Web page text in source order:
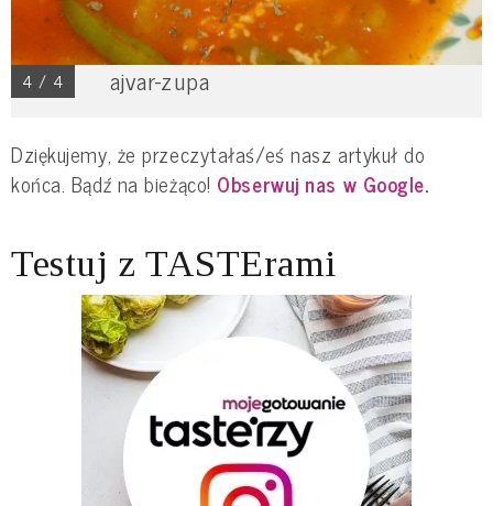
4 / 4 ajvar-zupa
Dziękujemy, że przeczytałaś/eś nasz artykuł do
końca. Bądź na bieżąco! Obserwuj nas w Google.
Testuj z TASTErami